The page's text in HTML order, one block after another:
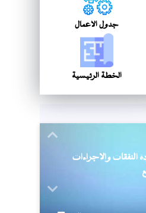
جدول الأعمال
الخطة الرئيسية
والإجراءات
Previous
Next